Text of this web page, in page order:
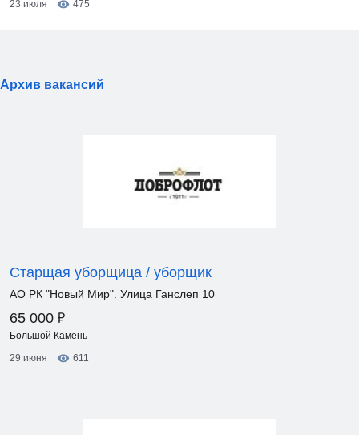
23 июля
475
Архив вакансий
Старщая уборщица / уборщик
АО РК "Новый Мир". Улица Ганслеп 10
65 000 ₽
Большой Камень
29 июня
611